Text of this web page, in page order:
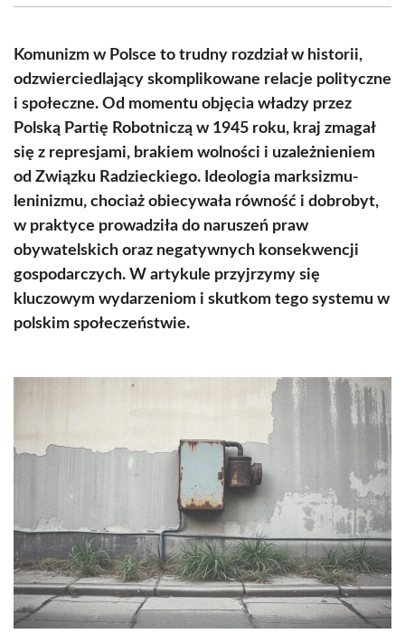
(Twitter)
Komunizm w Polsce to trudny rozdział w historii,
odzwierciedlający skomplikowane relacje polityczne
i społeczne. Od momentu objęcia władzy przez
Polską Partię Robotniczą w 1945 roku, kraj zmagał
się z represjami, brakiem wolności i uzależnieniem
od Związku Radzieckiego. Ideologia marksizmu-
leninizmu, chociaż obiecywała równość i dobrobyt,
w praktyce prowadziła do naruszeń praw
obywatelskich oraz negatywnych konsekwencji
gospodarczych. W artykule przyjrzymy się
kluczowym wydarzeniom i skutkom tego systemu w
polskim społeczeństwie.